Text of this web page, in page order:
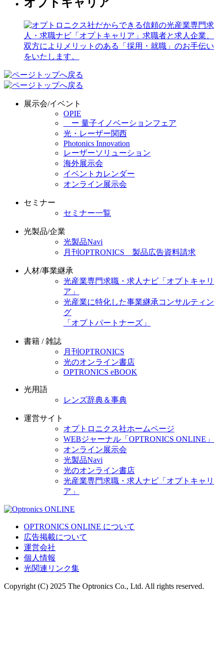
展示会/イベント
OPIE
ー 量子イノベーションフェア
光・レーザー関西
Photonics Innovation
レーザーソリューション
海外展示会
イベントカレンダー
オンライン展示会
セミナー
セミナー一覧
光製品/企業
光製品Navi
月刊OPTRONICS 製品広告資料請求
人材/事業継承
光産業専門求職・求人ナビ「オプトキャリ
ア」
光産業に特化した事業継承コンサルティン
グ
「オプトパートナーズ」
書籍 / 雑誌
月刊OPTRONICS
光のオンライン書店
OPTRONICS eBOOK
光用語
レンズ辞典＆事典
運営サイト
オプトロニクス社ホームページ
WEBジャーナル「OPTRONICS ONLINE」
オンライン展示会
光製品Navi
光のオンライン書店
光産業専門求職・求人ナビ「オプトキャリ
ア」
OPTRONICS ONLINE について
広告掲載について
運営会社
個人情報
光関連リンク集
Copyright (C) 2025 The Optronics Co., Ltd. All rights reserved.